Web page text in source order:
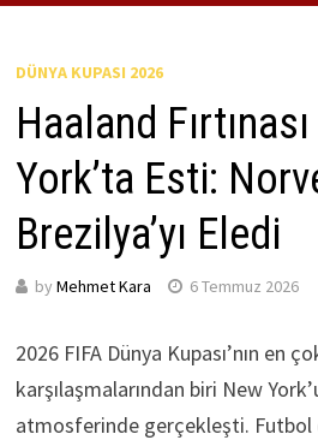
DÜNYA KUPASI 2026
Haaland
York’ta Esti:
Brezilya’yı Eledi
by Mehmet Kara 6 Temmuz 2026
2026 FIFA Dünya Kupası’nın en
karşılaşmalarından biri New
atmosferinde gerçekleşti. Futbol